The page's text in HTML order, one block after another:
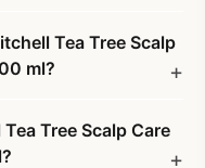
Tea Tree Scalp
ml?
Tree Scalp Care